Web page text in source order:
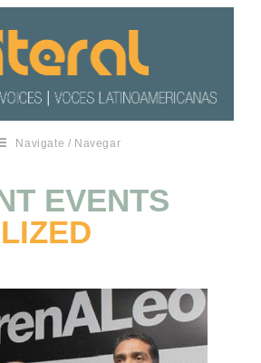
Navigate / Navegar
EVENTS